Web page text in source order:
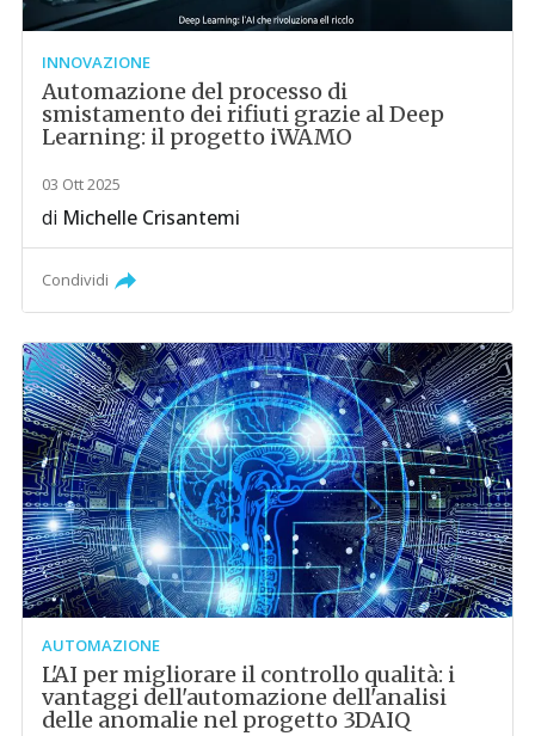
INNOVAZIONE
Automazione del processo di
smistamento dei rifiuti grazie al Deep
Learning: il progetto iWAMO
03 Ott 2025
di Michelle Crisantemi
Condividi
AUTOMAZIONE
L'AI per migliorare il controllo qualità: i
vantaggi dell'automazione dell'analisi
delle anomalie nel progetto 3DAIQ